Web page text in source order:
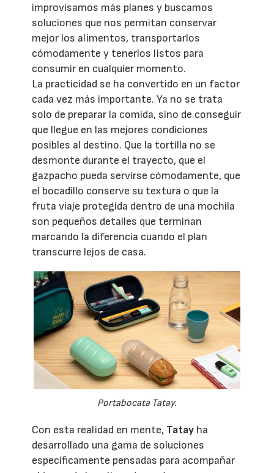
improvisamos más planes y buscamos
soluciones que nos permitan conservar
mejor los alimentos, transportarlos
cómodamente y tenerlos listos para
consumir en cualquier momento.
La practicidad se ha convertido en un factor
cada vez más importante. Ya no se trata
solo de preparar la comida, sino de conseguir
que llegue en las mejores condiciones
posibles al destino. Que la tortilla no se
desmonte durante el trayecto, que el
gazpacho pueda servirse cómodamente, que
el bocadillo conserve su textura o que la
fruta viaje protegida dentro de una mochila
son pequeños detalles que terminan
marcando la diferencia cuando el plan
transcurre lejos de casa.
Portabocata Tatay.
Con esta realidad en mente, Tatay ha
desarrollado una gama de soluciones
específicamente pensadas para acompañar